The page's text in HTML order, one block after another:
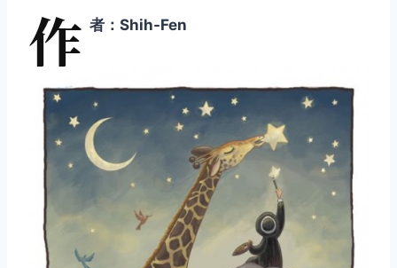
作 者：Shih-Fen